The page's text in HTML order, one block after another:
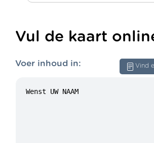
Vul de kaart
Vind
Voer inhoud in: